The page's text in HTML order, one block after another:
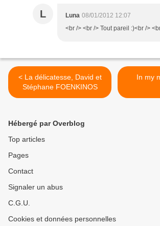
L Luna 08/01/2012 12:07
<br /> <br /> Tout pareil :)<br />
< La délicatesse, David et
Stéphane FOENKINOS
Hébergé par Overblog
Top articles
Pages
Contact
Signaler un abus
C.G.U.
Cookies et données personnelles